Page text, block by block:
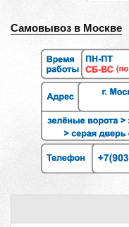
Самовывоз в Москве